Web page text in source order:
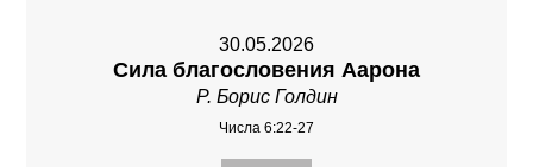
30.05.2026
Сила благословения Аарона
Р. Борис Голдин
Числа 6:22-27